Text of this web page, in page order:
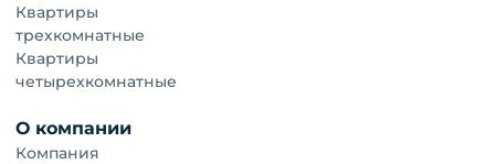
Квартиры
трехкомнатные
Квартиры
четырехкомнатные
О компании
Компания